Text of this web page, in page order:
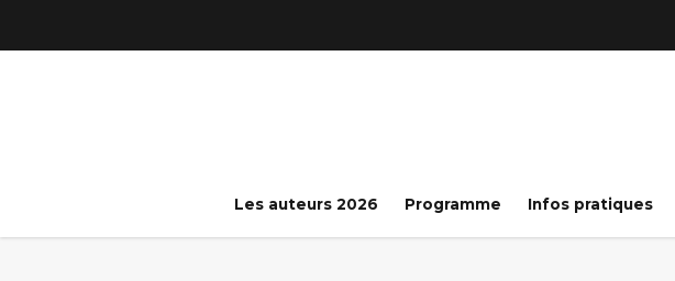
Les auteurs 2026 Programme Infos pratiques